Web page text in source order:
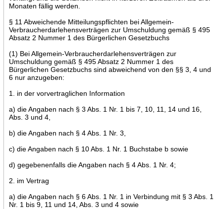
Monaten fällig werden.
§ 11 Abweichende Mitteilungspflichten bei Allgemein-
Verbraucherdarlehensverträgen zur Umschuldung gemäß § 495
Absatz 2 Nummer 1 des Bürgerlichen Gesetzbuchs
(1) Bei Allgemein-Verbraucherdarlehensverträgen zur
Umschuldung gemäß § 495 Absatz 2 Nummer 1 des
Bürgerlichen Gesetzbuchs sind abweichend von den §§ 3, 4 und
6 nur anzugeben:
1. in der vorvertraglichen Information
a) die Angaben nach § 3 Abs. 1 Nr. 1 bis 7, 10, 11, 14 und 16,
Abs. 3 und 4,
b) die Angaben nach § 4 Abs. 1 Nr. 3,
c) die Angaben nach § 10 Abs. 1 Nr. 1 Buchstabe b sowie
d) gegebenenfalls die Angaben nach § 4 Abs. 1 Nr. 4;
2. im Vertrag
a) die Angaben nach § 6 Abs. 1 Nr. 1 in Verbindung mit § 3 Abs. 1
Nr. 1 bis 9, 11 und 14, Abs. 3 und 4 sowie